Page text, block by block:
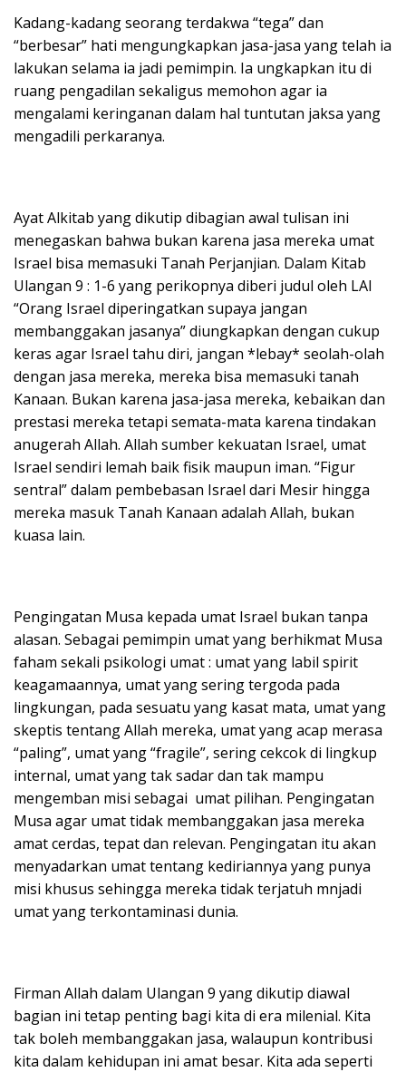
Kadang-kadang seorang terdakwa “tega” dan
“berbesar” hati mengungkapkan jasa-jasa yang telah ia
lakukan selama ia jadi pemimpin. Ia ungkapkan itu di
ruang pengadilan sekaligus memohon agar ia
mengalami keringanan dalam hal tuntutan jaksa yang
mengadili perkaranya.
Ayat Alkitab yang dikutip dibagian awal tulisan ini
menegaskan bahwa bukan karena jasa mereka umat
Israel bisa memasuki Tanah Perjanjian. Dalam Kitab
Ulangan 9 : 1-6 yang perikopnya diberi judul oleh LAI
“Orang Israel diperingatkan supaya jangan
membanggakan jasanya” diungkapkan dengan cukup
keras agar Israel tahu diri, jangan *lebay* seolah-olah
dengan jasa mereka, mereka bisa memasuki tanah
Kanaan. Bukan karena jasa-jasa mereka, kebaikan dan
prestasi mereka tetapi semata-mata karena tindakan
anugerah Allah. Allah sumber kekuatan Israel, umat
Israel sendiri lemah baik fisik maupun iman. “Figur
sentral” dalam pembebasan Israel dari Mesir hingga
mereka masuk Tanah Kanaan adalah Allah, bukan
kuasa lain.
Pengingatan Musa kepada umat Israel bukan tanpa
alasan. Sebagai pemimpin umat yang berhikmat Musa
faham sekali psikologi umat : umat yang labil spirit
keagamaannya, umat yang sering tergoda pada
lingkungan, pada sesuatu yang kasat mata, umat yang
skeptis tentang Allah mereka, umat yang acap merasa
“paling”, umat yang “fragile”, sering cekcok di lingkup
internal, umat yang tak sadar dan tak mampu
mengemban misi sebagai umat pilihan. Pengingatan
Musa agar umat tidak membanggakan jasa mereka
amat cerdas, tepat dan relevan. Pengingatan itu akan
menyadarkan umat tentang kediriannya yang punya
misi khusus sehingga mereka tidak terjatuh mnjadi
umat yang terkontaminasi dunia.
Firman Allah dalam Ulangan 9 yang dikutip diawal
bagian ini tetap penting bagi kita di era milenial. Kita
tak boleh membanggakan jasa, walaupun kontribusi
kita dalam kehidupan ini amat besar. Kita ada seperti